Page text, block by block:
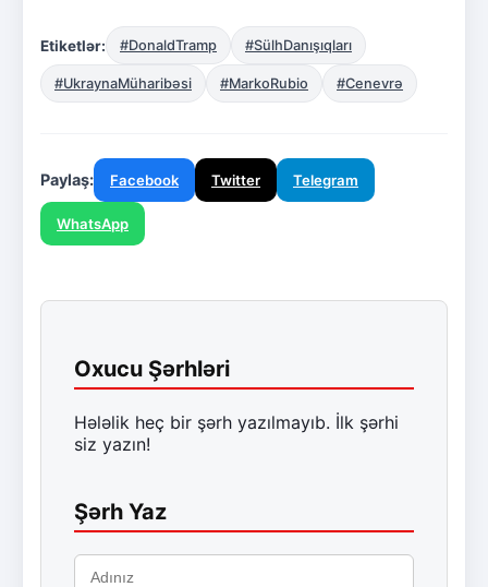
Etiketlər: #DonaldTramp #SülhDanışıqları
#UkraynaMüharibəsi #MarkoRubio #Cenevrə
Paylaş: Facebook Twitter Telegram
WhatsApp
Oxucu Şərhləri
Hələlik heç bir şərh yazılmayıb. İlk şərhi
siz yazın!
Şərh Yaz